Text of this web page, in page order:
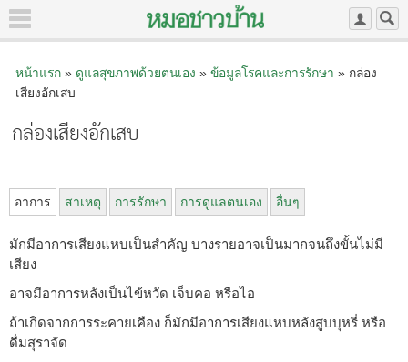
หน้าแรก» ดูแลสุขภาพด้วยตนเอง » ข้อมูลโรคและการรักษา » กล่อง
เสียงอักเสบ
กล่องเสียงอักเสบ
อาการ สาเหตุ การรักษา การดูแลตนเอง อื่นๆ
มักมีอาการเสียงแหบเป็นสำคัญ บางรายอาจเป็นมากจนถึงขั้นไม่มี
เสียง
อาจมีอาการหลังเป็นไข้หวัด เจ็บคอ หรือไอ
ถ้าเกิดจากการระคายเคือง ก็มักมีอาการเสียงแหบหลังสูบบุหรี่ หรือ
ดื่มสุราจัด